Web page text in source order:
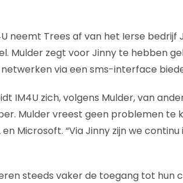
neemt Trees af van het Ierse
Mulder zegt voor Jinny te hebben
via een sms-interface
IM4U zich, volgens Mulder, van
Mulder vreest geen problemen te
Microsoft. “Via Jinny zijn we
steeds vaker de toegang tot hun